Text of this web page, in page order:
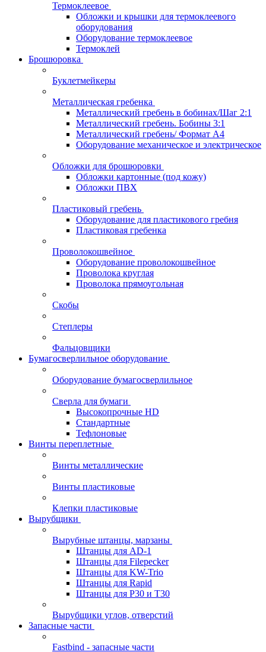
Термоклеевое
Обложки и крышки для термоклеевого
оборудования
Оборудование термоклеевое
Термоклей
Брошюровка
Буклетмейкеры
Металлическая гребенка
Металлический гребень в бобинах/Шаг 2:1
Металлический гребень. Бобины 3:1
Металлический гребень/ Формат А4
Оборудование механическое и электрическое
Обложки для брошюровки
Обложки картонные (под кожу)
Обложки ПВХ
Пластиковый гребень
Оборудование для пластикового гребня
Пластиковая гребенка
Проволокошвейное
Оборудование проволокошвейное
Проволока круглая
Проволока прямоугольная
Скобы
Степлеры
Фальцовщики
Бумагосверлильное оборудование
Оборудование бумагосверлильное
Сверла для бумаги
Высокопрочные HD
Стандартные
Тефлоновые
Винты переплетные
Винты металлические
Винты пластиковые
Клепки пластиковые
Вырубщики
Вырубные штанцы, марзаны
Штанцы для AD-1
Штанцы для Filepecker
Штанцы для KW-Trio
Штанцы для Rapid
Штанцы для Р30 и Т30
Вырубщики углов, отверстий
Запасные части
Fastbind - запасные части